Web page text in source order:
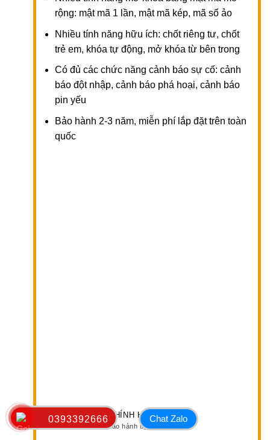
rộng: mật mã 1 lần, mật mã kép, mã số ảo
Nhiều tính năng hữu ích: chốt riêng tư, chốt
trẻ em, khóa tự động, mở khóa từ bên trong
Có đủ các chức năng cảnh báo sự cố: cảnh
báo đột nhập, cảnh báo phá hoại, cảnh báo
pin yếu
Bảo hành 2-3 năm, miễn phí lắp đặt trên toàn
quốc
CHÍNH HÃNG 100%
Bảo hành uy tín 2-3 năm
Chat Zalo
0393392666